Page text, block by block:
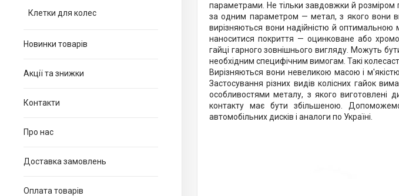
Клетки для колес
Новинки товарів
Акції та знижки
Контакти
Про нас
Доставка замовлень
Оплата товарів
параметрами. Не тільки завдовжки й розміром
за одним параметром — метал, з якого вони
вирізняються вони надійністю й
наноситися покриття — оцинковане або
гайці гарного зовнішнього вигляду. Можуть
необхідним специфічним вимогам. Такі
Вирізняються вони невеликою масою і
Застосування різних видів колісних гайок
особливостями металу, з якого виготовлені
контакту має бути збільшеною.
автомобільних дисків і аналоги по Україні.